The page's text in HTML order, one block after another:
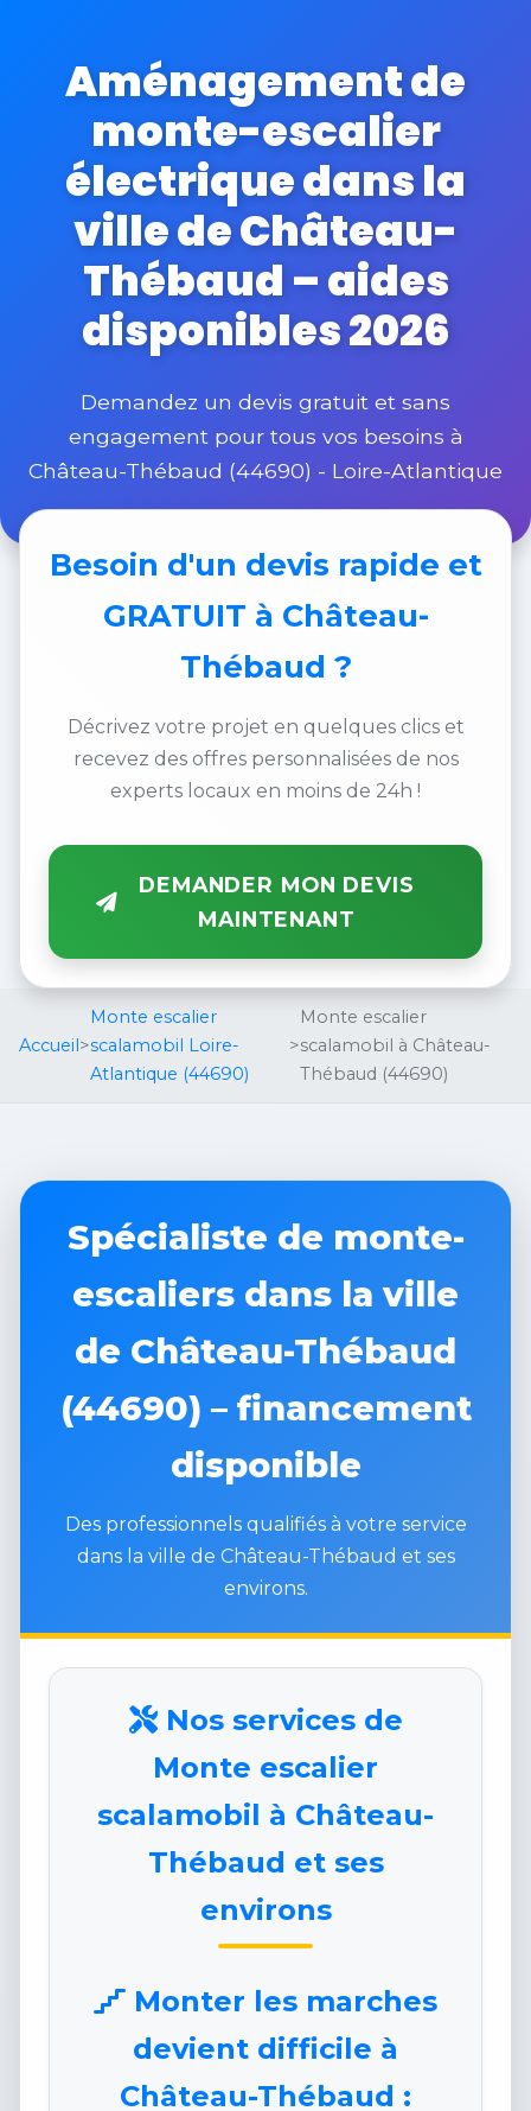
Aménagement de
monte-escalier
électrique dans la
ville de Château-
Thébaud – aides
disponibles 2026
Demandez un devis gratuit et sans
engagement pour tous vos besoins à
Château-Thébaud (44690) - Loire-Atlantique
Besoin d'un devis rapide et
GRATUIT à Château-
Thébaud ?
Décrivez votre projet en quelques clics et
recevez des offres personnalisées de nos
experts locaux en moins de 24h !
DEMANDER MON DEVIS
MAINTENANT
Accueil >
Monte escalier
scalamobil Loire-
Atlantique (44690)
>
Monte escalier
scalamobil à Château-
Thébaud (44690)
Spécialiste de monte-
escaliers dans la ville
de Château-Thébaud
(44690) – financement
disponible
Des professionnels qualifiés à votre service
dans la ville de Château-Thébaud et ses
environs.
Nos services de
Monte escalier
scalamobil à Château-
Thébaud et ses
environs
Monter les marches
devient difficile à
Château-Thébaud :